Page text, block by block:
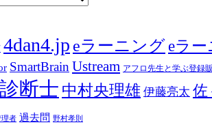
4dan4.jp eラーニング eラ
SmartBrain Ustream アフロ先生と学ぶ登録
断士 中村央理雄 伊藤亮太 佐
理者 過去問 野村孝則